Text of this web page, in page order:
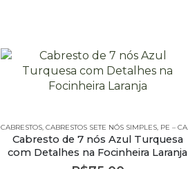
,PE – CABRESTOS - 7 NÓS SIMPLES
CABRESTOS, CABRESTOS SETE NÓS SIMPLES, PE – CABRESTOS
Cabresto de 7 nós Azul Turquesa
com Detalhes na Focinheira Laranja